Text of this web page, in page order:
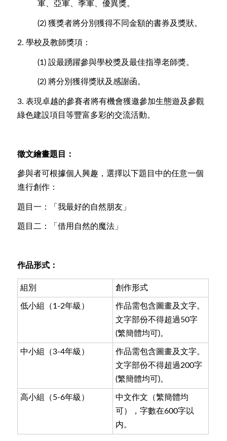
軍、亞軍、季軍、優異獎。
(2) 獲獎者將分別獲得不同金額的書券及獎狀。
2. 學校及教師獎項：
(1) 設最踴躍參與學校獎及最佳指導老師獎。
(2) 將分別獲得獎狀及感謝函。
3. 表現卓越的參賽者將有機會獲邀參加生態遊及參觀
綠色建設項目等豐富多彩的交流活動。
徵文繪畫題目：
參與者可根據個人興趣，選擇以下題目中的任意一個
進行創作：
題目一：「我最好的自然朋友」
題目二：「借用自然的魔法」
作品形式：
組別 創作形式
低小組（1-2年級）
作品需包含圖畫及文字。
文字部份不得超過50字
(繁簡體均可)。
中小組（3-4年級）
作品需包含圖畫及文字。
文字部份不得超過200字
(繁簡體均可)。
高小組（5-6年級）
中文作文（繁簡體均
可），字數在600字以
内。